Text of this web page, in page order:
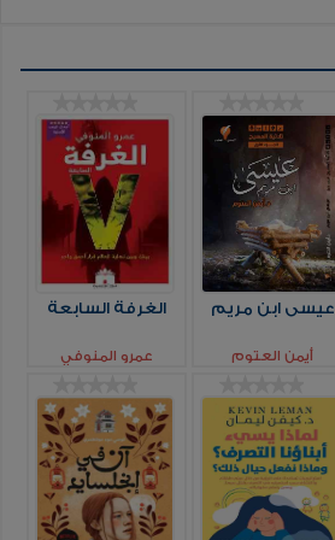
عيسى ابن مريم
أيمن العتوم
الغرفة السابعة
عمرو المنوفي